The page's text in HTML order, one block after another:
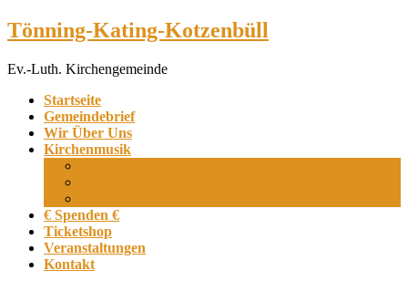
Tönning-Kating-Kotzenbüll
Ev.-Luth. Kirchengemeinde
Startseite
Gemeindebrief
Wir Über Uns
Kirchenmusik
€ Spenden €
Ticketshop
Veranstaltungen
Kontakt